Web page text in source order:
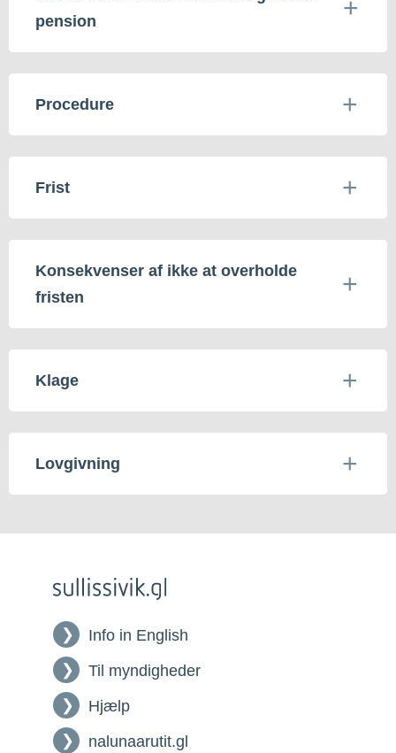
pension
Procedure
Frist
Konsekvenser af ikke at overholde
fristen
Klage
Lovgivning
Info in English
Til myndigheder
Hjælp
nalunaarutit.gl